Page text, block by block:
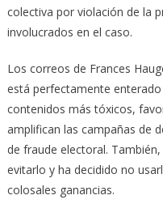
colectiva por violación de la
involucrados en el caso.
Los correos de Frances
está perfectamente
contenidos más tóxicos,
amplifican las campañas de
de fraude electoral.
evitarlo y ha decidido no
colosales ganancias.